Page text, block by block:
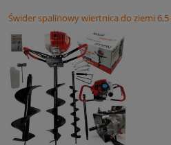
Świder spalinowy wiertnica do ziemi 6,5